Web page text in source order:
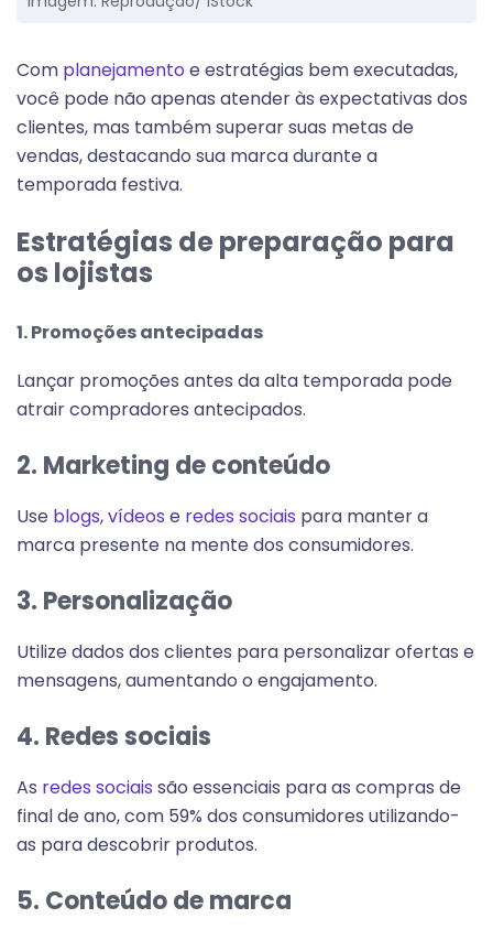
Com planejamento e estratégias bem executadas,
você pode não apenas atender às expectativas dos
clientes, mas também superar suas metas de
vendas, destacando sua marca durante a
temporada festiva.
Estratégias de preparação para
os lojistas
1. Promoções antecipadas
Lançar promoções antes da alta temporada pode
atrair compradores antecipados.
2. Marketing de conteúdo
Use blogs,vídeos e redes sociais para manter a
marca presente na mente dos consumidores.
3. Personalização
Utilize dados dos clientes para personalizar ofertas e
mensagens, aumentando o engajamento.
4. Redes sociais
As redes sociais são essenciais para as compras de
final de ano, com 59% dos consumidores utilizando-
as para descobrir produtos.
5. Conteúdo de marca